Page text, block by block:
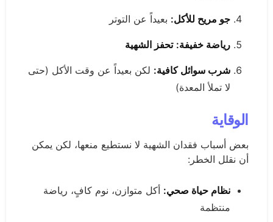
جو مريح للأكل: بعيداً عن التوتر
رياضة خفيفة: تحفز الشهية
شرب سوائل كافية: لكن بعيداً عن وقت الأكل (حتى
لا تملأ المعدة)
الوقاية
بعض أسباب فقدان الشهية لا نستطيع منعها، لكن يمكن
أن نقلل الخطر:
نظام حياة صحي: أكل متوازن، نوم كافٍ، رياضة
منتظمة